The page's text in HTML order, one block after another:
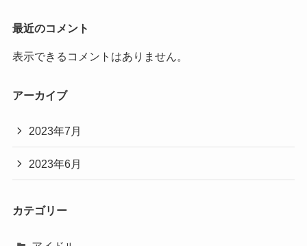
最近のコメント
表示できるコメントはありません。
アーカイブ
2023年7月
2023年6月
カテゴリー